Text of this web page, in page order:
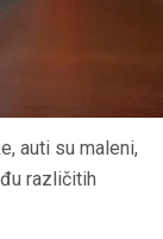
auti su maleni,
različitih